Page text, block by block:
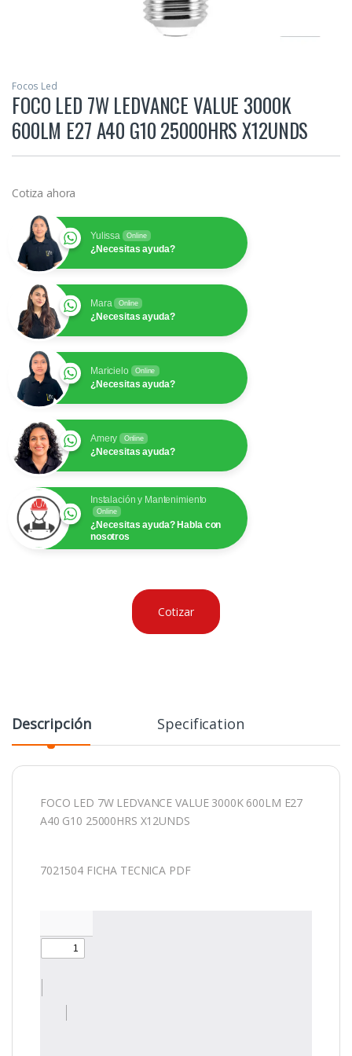
Focos Led
FOCO LED 7W LEDVANCE VALUE 3000K
600LM E27 A40 G10 25000HRS X12UNDS
Cotiza ahora
Yulissa Online
¿Necesitas ayuda?
Mara Online
¿Necesitas ayuda?
Maricielo Online
¿Necesitas ayuda?
Amery Online
¿Necesitas ayuda?
Instalación y Mantenimiento
Online
¿Necesitas ayuda? Habla con
nosotros
Cotizar
Descripción Specification
FOCO LED 7W LEDVANCE VALUE 3000K 600LM E27
A40 G10 25000HRS X12UNDS
7021504 FICHA TECNICA PDF